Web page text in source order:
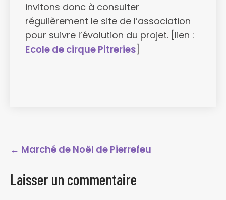
invitons donc à consulter
régulièrement le site de l’association
pour suivre l’évolution du projet. [lien :
Ecole de cirque Pitreries]
Post
navigation
← Marché de Noël de Pierrefeu
Laisser un commentaire